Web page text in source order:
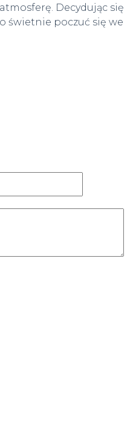
Decydując się
świetnie poczuć się we